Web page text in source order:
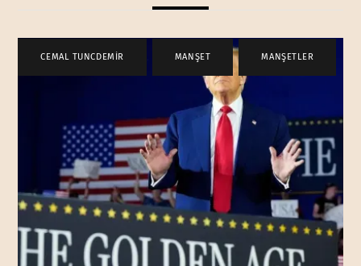
CEMAL TUNCDEMİR MANŞET , MANŞETLER